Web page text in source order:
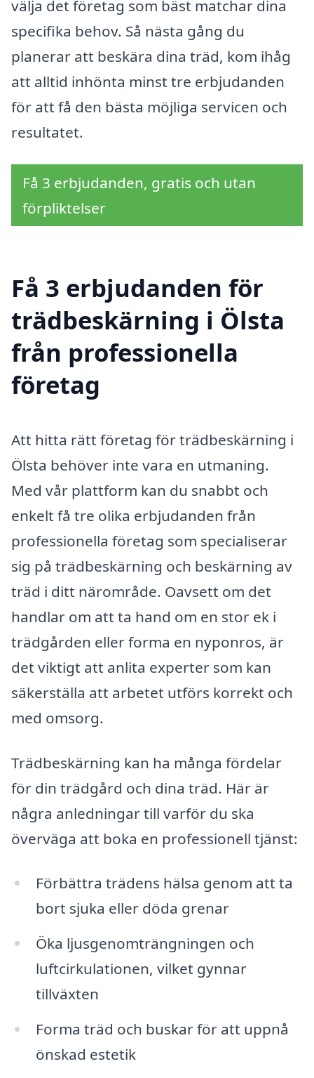
välja det företag som bäst matchar dina
specifika behov. Så nästa gång du
planerar att beskära dina träd, kom ihåg
att alltid inhönta minst tre erbjudanden
för att få den bästa möjliga servicen och
resultatet.
Få 3 erbjudanden, gratis och utan
förpliktelser
Få 3 erbjudanden för
trädbeskärning i Ölsta
från professionella
företag
Att hitta rätt företag för trädbeskärning i
Ölsta behöver inte vara en utmaning.
Med vår plattform kan du snabbt och
enkelt få tre olika erbjudanden från
professionella företag som specialiserar
sig på trädbeskärning och beskärning av
träd i ditt närområde. Oavsett om det
handlar om att ta hand om en stor ek i
trädgården eller forma en nyponros, är
det viktigt att anlita experter som kan
säkerställa att arbetet utförs korrekt och
med omsorg.
Trädbeskärning kan ha många fördelar
för din trädgård och dina träd. Här är
några anledningar till varför du ska
överväga att boka en professionell tjänst:
Förbättra trädens hälsa genom att ta
bort sjuka eller döda grenar
Öka ljusgenomträngningen och
luftcirkulationen, vilket gynnar
tillväxten
Forma träd och buskar för att uppnå
önskad estetik